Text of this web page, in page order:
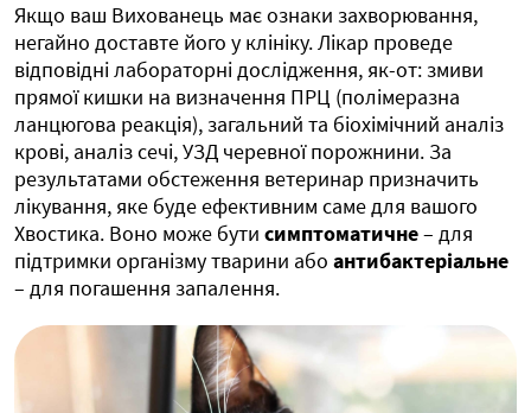
Якщо ваш Вихованець має ознаки захворювання,
негайно доставте його у клініку. Лікар проведе
відповідні лабораторні дослідження, як-от: змиви
прямої кишки на визначення ПРЦ (полімеразна
ланцюгова реакція), загальний та біохімічний аналіз
крові, аналіз сечі, УЗД черевної порожнини. За
результатами обстеження ветеринар призначить
лікування, яке буде ефективним саме для вашого
Хвостика. Воно може бути симптоматичне– для
підтримки організму тварини або антибактеріальне
– для погашення запалення.